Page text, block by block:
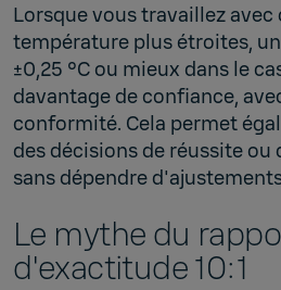
Lorsque vous travaillez avec
température plus étroites,
±0,25 °C ou mieux dans le
davantage de confiance,
conformité. Cela permet
des décisions de réussite ou
sans dépendre
Le mythe du
d'exactitude 10:1